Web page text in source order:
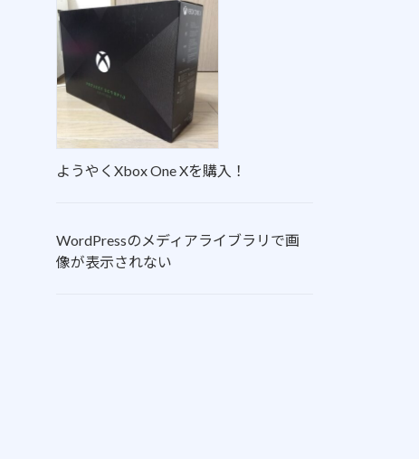
ようやくXbox One Xを購入！
WordPressのメディアライブラリで画
像が表示されない